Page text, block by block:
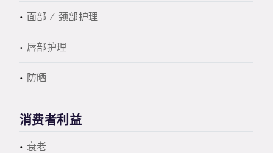
面部 / 颈部护理
唇部护理
防晒
消费者利益
衰老